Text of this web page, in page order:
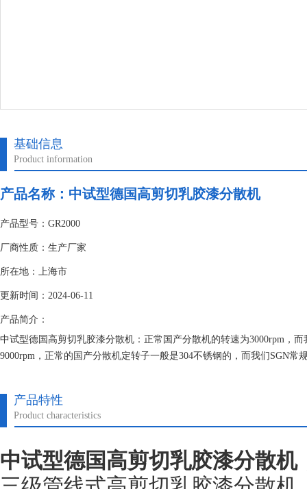
基础信息
Product information
产品名称：中试型德国高剪切乳胶漆分散机
产品型号：GR2000
厂商性质：生产厂家
所在地：上海市
更新时间：2024-06-11
产品简介：
中试型德国高剪切乳胶漆分散机：正常国产分散机的转速为3000rpm，
9000rpm，正常的国产分散机定转子一般是304不锈钢的，而我们SGN
产品特性
Product characteristics
中试型德国高剪切乳胶漆分散机